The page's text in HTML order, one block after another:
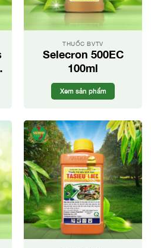
THUỐC BVTV
Selecron 500EC
100ml
Xem sản phẩm